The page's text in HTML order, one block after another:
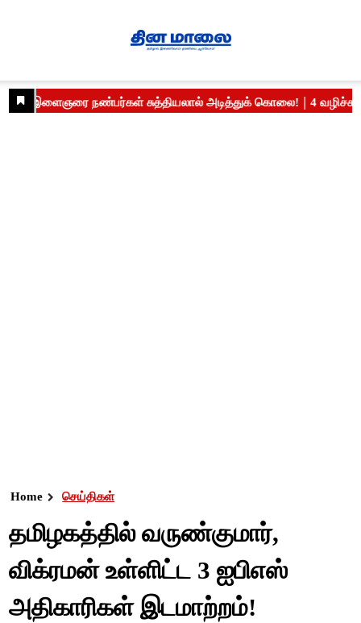
Home செய்திகள்
தமிழகத்தில் வருண்குமார்,
விக்ரமன் உள்ளிட்ட 3 ஐபிஎஸ்
அதிகாரிகள் இடமாற்றம்!